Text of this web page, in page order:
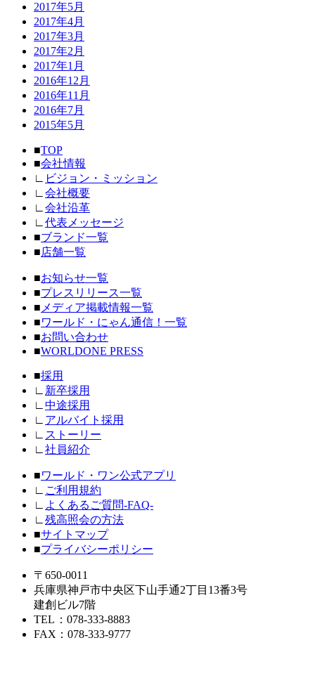
2017年5月
2017年4月
2017年3月
2017年2月
2017年1月
2016年12月
2016年11月
2016年7月
2015年5月
■TOP
■会社情報
∟
ビジョン・ミッション
∟ 会社概要
∟ 会社沿革
∟ 代表メッセージ
■ブランド一覧
■店舗一覧
■お知らせ一覧
■プレスリリース一覧
■ メディア掲載情報一覧
■ワールド・にゃん通信！一覧
■お問い合わせ
■WORLDONE PRESS
■採用
∟ 新卒採用
∟ 中途採用
∟ アルバイト採用
∟
ストーリー
∟ 社員紹介
■ワールド・ワン公式アプリ
∟
ご利用規約
∟
よくあるご質問-FAQ-
∟ 残高照会の方法
■サイトマップ
■プライバシーポリシー
〒650-0011
兵庫県神戸市中央区下山手通2丁目13番3号
建創ビル7階
TEL ：078-333-8883
FAX ：078-333-9777